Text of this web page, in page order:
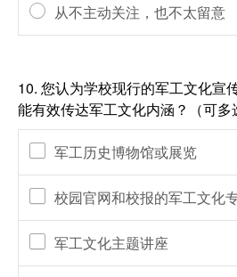
从不主动关注，也不太留意
10. 您认为学校现行的军工文化宣
能有效传达军工文化内涵？（可多
军工历史博物馆或展览
校园官网和校报的军工文化
军工文化主题讲座